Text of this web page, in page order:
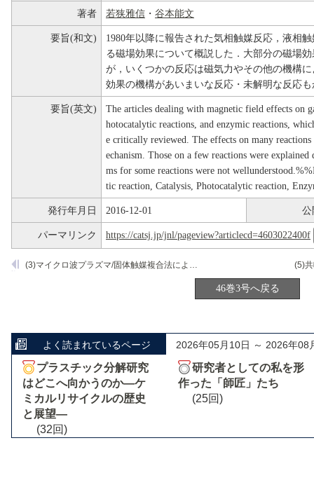
著者 若狭雅信 ・ 谷本能文
要旨(和文)
1980年以降に報告された気相触媒反応，液相
る磁場効果について概説した．大部分の磁場
が，いくつかの反応は磁気力やその他の機構
効果の機構があいまいな反応・未解明な反応
要旨(英文)
The articles dealing with magnetic field effects on
hotocatalytic reactions, and enzymic reactions,
e critically reviewed. The effects on many
echanism. Those on a few reactions were
ms for some reactions were not
tic reaction, Catalysis, Photocatalytic reaction,
発行年月日 2016-12-01 公
パーマリンク https://catsj.jp/jnl/pageview?articlecd=4603022400f
(3)マイクロ波プラズマ/固体触媒複合法によるメタンの転換
46巻3号へ戻る
よく読まれているページ 2026年05月10日 ～ 2026年08
プラスチック分解研究
はどこへ向かうのか―ケ
ミカルリサイクルの歴史
と展望―
(32回)
研究者としての私を形
作った「師匠」たち
(25回)